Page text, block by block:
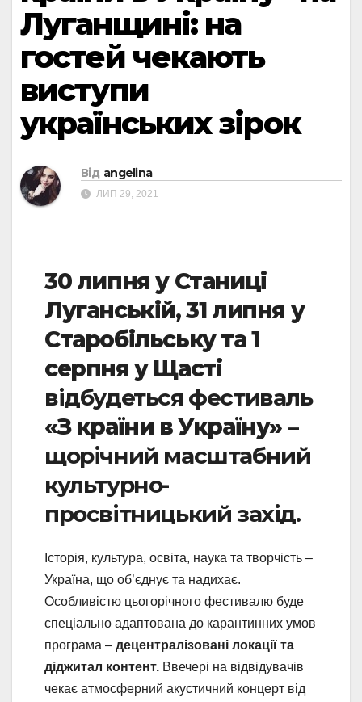
Луганщині: на
гостей чекають
виступи
українських зірок
Від angelina
ЛИП 29, 2021
30 липня у Станиці
Луганській, 31 липня у
Старобільську та 1
серпня у Щасті
відбудеться фестиваль
«З країни в Україну» –
щорічний масштабний
культурно-
просвітницький захід.
Історія, культура, освіта, наука та творчість –
Україна, що об’єднує та надихає.
Особливістю цьогорічного фестивалю буде
спеціально адаптована до карантинних умов
програма – децентралізовані локації та
діджитал контент. Ввечері на відвідувачів
чекає атмосферний акустичний концерт від